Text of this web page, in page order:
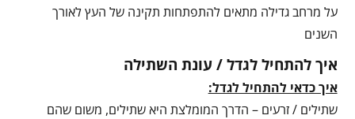
על מרחב גדילה מתאים להתפתחות תקינה של העץ לאורך
השנים
איך להתחיל לגדל / עונת השתילה
איך כדאי להתחיל לגדל:
שתילים / זרעים – הדרך המומלצת היא שתילים, משום שהם